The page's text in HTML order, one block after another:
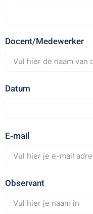
Docent/Medewerker
Datum
E-mail
Observant